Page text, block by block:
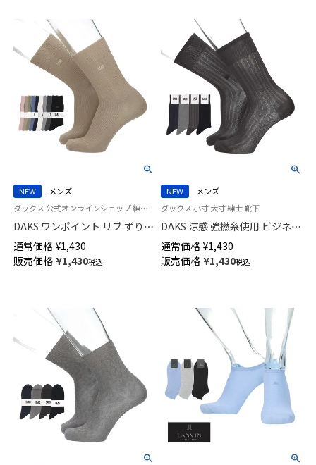
NEW
メンズ
ダックス 公式オンラインショップ 紳士 靴下
DAKS ワンポイント リブ ずり落
ちにくい仕様 消臭加工 24cm丈
クルー丈 カジュアル ソックス
日本製 メンズ 02512065
通常価格 ¥1,430
販売価格 ¥1,430税込
NEW
メンズ
ダックス 小寸 大寸 紳士 靴下
DAKS 涼感 強撚糸使用 ビジネス
ソックス 足底メッシュ編み 抗
菌防臭 かかとしっかりホールド
ストライプメッシュ クルー丈
通常価格 ¥1,430
販売価格 ¥1,430税込